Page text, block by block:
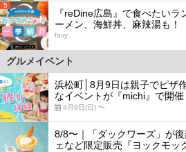
5
『reDine広島』で食べたい
ーメン、海鮮丼、麻辣湯も！
favy
グルメイベント
浜松町│8月9日は親子でピザ
なイベントが『michi』で開催
8月9日(日) 〜
8/8〜｜「ダックワーズ」が
ェなど限定販売『ヨックモッ